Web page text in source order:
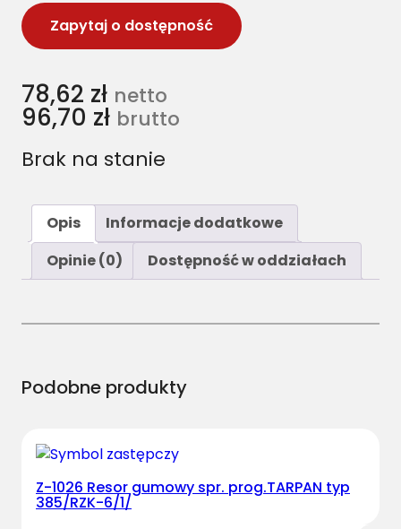
Zapytaj o dostępność
78,62 zł netto
96,70 zł brutto
Brak na stanie
Opis
Informacje dodatkowe
Opinie (0)
Dostępność w oddziałach
Podobne produkty
Z-1026 Resor gumowy spr. prog.TARPAN typ
385/RZK-6/1/